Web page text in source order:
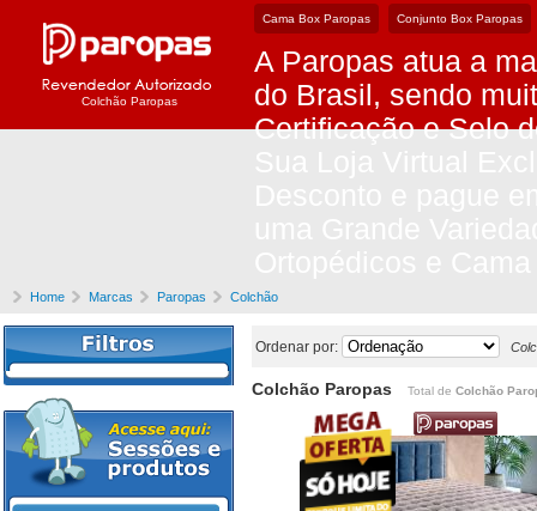
Colchão Paropas
Cama Box Paropas Conjunto Box Paropas
A Paropas atua a
do Brasil, sendo
Certificação e Selo
Home Marcas Paropas Colchão
Ordenar por:
Colchão Paropas Total de Colchão